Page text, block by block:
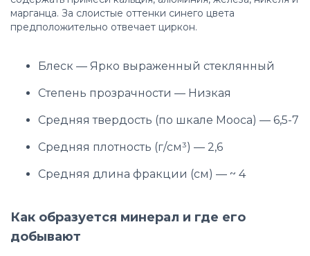
марганца. За слоистые оттенки синего цвета
предположительно отвечает циркон.
Блеск — Ярко выраженный стеклянный
Степень прозрачности — Низкая
Средняя твердость (по шкале Мооса) — 6,5-7
Средняя плотность (г/см³) — 2,6
Средняя длина фракции (см) — ~ 4
Как образуется минерал и где его
добывают